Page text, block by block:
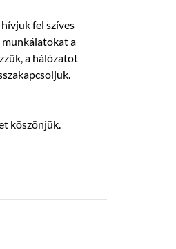
fel szíves
munkálatokat a
a hálózatot
köszönjük.